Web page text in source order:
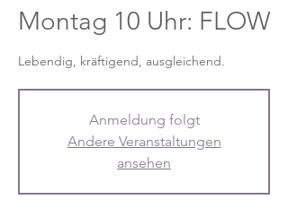
Montag 10 Uhr: FLOW
Lebendig, kräftigend, ausgleichend.
Anmeldung folgt
Andere Veranstaltungen
ansehen